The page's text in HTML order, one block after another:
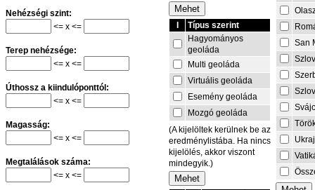
Nehézségi szint:
<= x <=
Terep nehézsége:
<= x <=
Úthossz a kiindulóponttól:
<= x <=
Magasság:
<= x <=
Megtalálások száma:
<= x <=
Típus szerint
Hagyományos
geoláda
Multi geoláda
Virtuális geoláda
Esemény geoláda
Mozgó geoláda
(A kijelöltek kerülnek be az
eredménylistába. Ha nincs
kijelölés, akkor viszont
mindegyik.)
San